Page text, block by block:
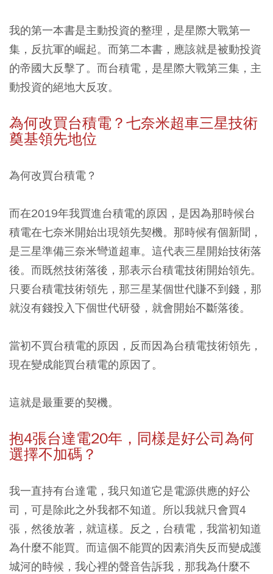
我的第一本書是主動投資的整理，是星際大戰第一
集，反抗軍的崛起。而第二本書，應該就是被動投資
的帝國大反擊了。而台積電，是星際大戰第三集，主
動投資的絕地大反攻。
為何改買台積電？七奈米超車三星技術
奠基領先地位
為何改買台積電？
而在2019年我買進台積電的原因，是因為那時候台
積電在七奈米開始出現領先契機。那時候有個新聞，
是三星準備三奈米彎道超車。這代表三星開始技術落
後。而既然技術落後，那表示台積電技術開始領先。
只要台積電技術領先，那三星某個世代賺不到錢，那
就沒有錢投入下個世代研發，就會開始不斷落後。
當初不買台積電的原因，反而因為台積電技術領先，
現在變成能買台積電的原因了。
這就是最重要的契機。
抱4張台達電20年，同樣是好公司為何
選擇不加碼？
我一直持有台達電，我只知道它是電源供應的好公
司，可是除此之外我都不知道。所以我就只會買4
張，然後放著，就這樣。反之，台積電，我當初知道
為什麼不能買。而這個不能買的因素消失反而變成護
城河的時候，我心裡的聲音告訴我，那我為什麼不